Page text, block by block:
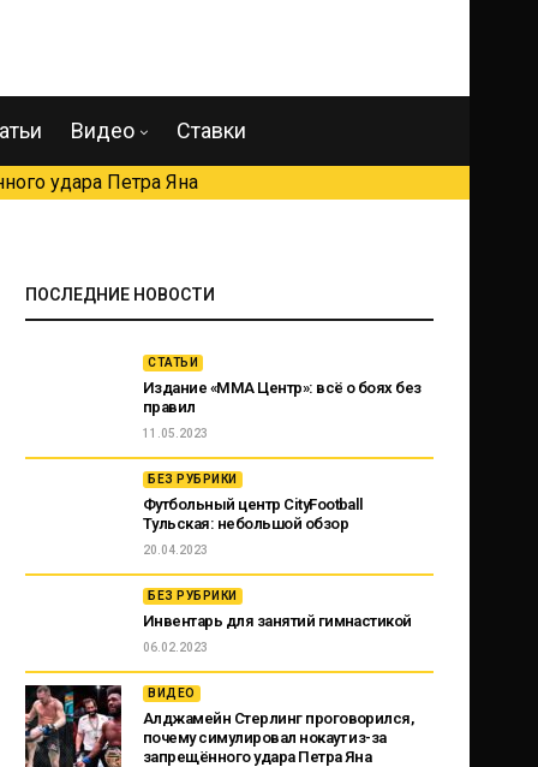
Видео Ставки
удара Петра Яна
ПОСЛЕДНИЕ НОВОСТИ
СТАТЬИ
Издание «ММА Центр»: всё о боях без
правил
11.05.2023
БЕЗ РУБРИКИ
Футбольный центр CityFootball
Тульская: небольшой обзор
20.04.2023
БЕЗ РУБРИКИ
Инвентарь для занятий гимнастикой
06.02.2023
ВИДЕО
Алджамейн Стерлинг проговорился,
почему симулировал нокаут из-за
запрещённого удара Петра Яна